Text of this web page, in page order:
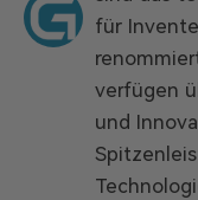
für
verfügen
und